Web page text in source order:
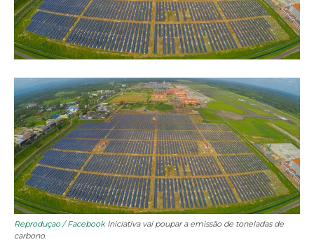
Reproduçao / FacebookIniciativa vai poupar a emissão de toneladas de
carbono.